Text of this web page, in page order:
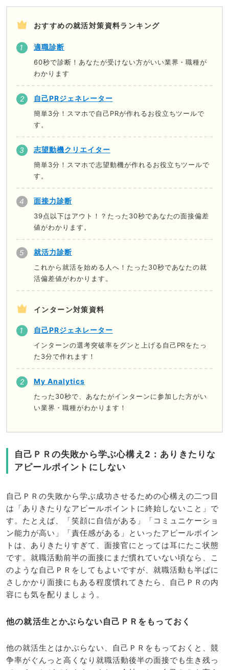
おすすめの就活対策資料ランキング
適職診断
60秒で診断！あなたが受けない方がいい業界・職種が
わかります
自己PRジェネレーター
簡単3分！スマホで自己PRが作れるお役立ちツールで
す。
志望動機クリエイター
簡単3分！スマホで志望動機が作れるお役立ちツールで
す。
面接力診断
39点以下はアウト！？たった30秒であなたの面接偏差
値がわかります。
就活力診断
これから就活を始める人へ！たった30秒であなたの就
活偏差値がわかります。
インターン対策資料
自己PRジェネレーター
インターンの選考突破率をグンと上げる自己PRをたっ
た3分で作れます！
My Analytics
たった30秒で、あなたがインターンに参加した方がい
い業界・職種がわかります！
自己ＰＲの失敗から学ぶ心構え2：ありきたりな
アピールポイントにしない
自己ＰＲの失敗から学ぶ成功させるための心構えの二つ目
は「ありきたりなアピールポイントに終始しないこと」で
す。たとえば、「笑顔に自信がある」「コミュニケーショ
ン能力が高い」「責任感がある」といったアピールポイン
トは、ありきたりすぎて、面接官にとっては耳にたこ状態
です。就職活動前半の面接にまだ慣れていない頃なら、こ
のような自己ＰＲをしてもよいですが、就職活動も半ばに
さしかかり面接にもある程度慣れてきたら、自己ＰＲの内
容にも気を配りましょう。
他の就活生とかぶらない自己ＰＲをもっておく
他の就活生とはかぶらない、自己ＰＲをもっておくと、競
争率がぐんっと高くなり就職活動後半の面接でも生き残っ